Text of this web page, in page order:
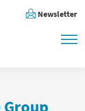
Newsletter
Group